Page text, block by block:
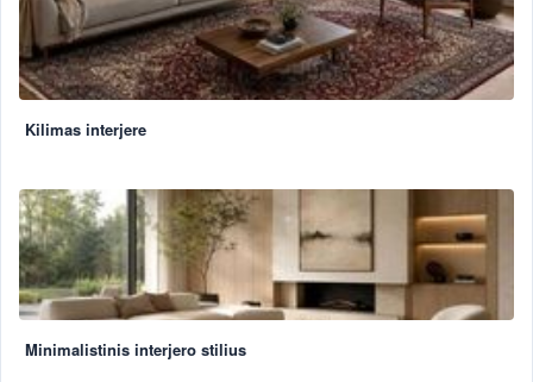
Kilimas interjere
Minimalistinis interjero stilius